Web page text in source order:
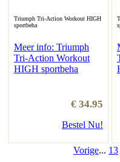
Triumph Tri-Action Workout HIGH
sportbeha
Meer info: Triumph
Tri-Action Workout
HIGH sportbeha
€ 34.95
Bestel Nu!
Vorige... 13